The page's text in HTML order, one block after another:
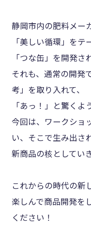
静岡市内の肥料メー
「美しい循環」をテ
「つな缶」を開発さ
それも、通常の開発
考」を取り入れて、
「あっ！」と驚くよ
今回は、ワークショ
い、そこで生み出さ
新商品の核としてい
これからの時代の新
楽しんで商品開発を
ください！